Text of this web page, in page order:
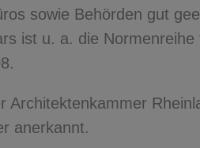
sowie Behörden gut
ist u. a. die Normenreihe
Architektenkammer
anerkannt.